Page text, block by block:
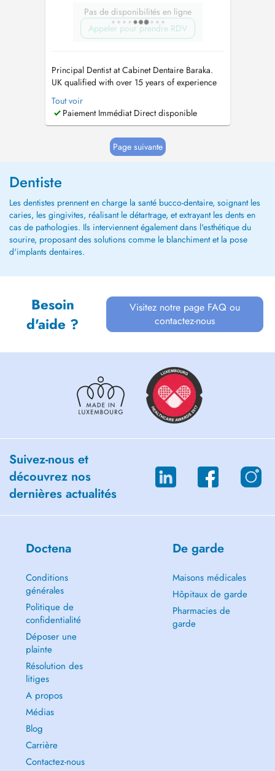
Pas de disponibilités en ligne
Appeler pour prendre RDV
Principal Dentist at Cabinet Dentaire Baraka.
UK qualified with over 15 years of experience
in General and aesthetic Dentistry for adults
and children. BDS (University of Newcastle
upon Tyne, UK) 2005 MFDS RCSEd (Royal
Invisalign Go Certified 90 rue d...
Tout voir
Paiement Immédiat Direct disponible
Page suivante
Dentiste
Les dentistes prennent en charge la santé bucco-dentaire, soignant les
caries, les gingivites, réalisant le détartrage, et extrayant les dents en
cas de pathologies. Ils interviennent également dans l'esthétique du
sourire, proposant des solutions comme le blanchiment et la pose
d'implants dentaires.
Besoin
d'aide ?
Visitez notre page FAQ ou
contactez-nous
Suivez-nous et
découvrez nos
dernières actualités
Doctena
Conditions
générales
Politique de
confidentialité
Déposer une
plainte
Résolution des
litiges
A propos
Médias
Blog
Carrière
Contactez-nous
De garde
Maisons médicales
Hôpitaux de garde
Pharmacies de
garde